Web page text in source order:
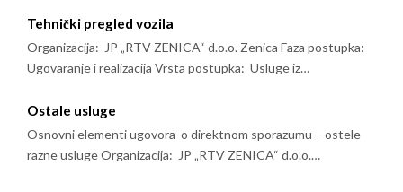
Tehnički pregled vozila
Organizacija: JP „RTV ZENICA“ d.o.o. Zenica Faza postupka:
Ugovaranje i realizacija Vrsta postupka: Usluge iz…
Ostale usluge
Osnovni elementi ugovora o direktnom sporazumu – ostele
razne usluge Organizacija: JP „RTV ZENICA“ d.o.o.…